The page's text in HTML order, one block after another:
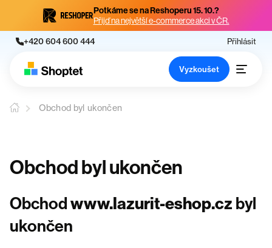
Potkáme se na Reshoperu 15. 10.?
Přijď na největší e-commerce akci v ČR.
+420 604 600 444 Přihlásit
Vyzkoušet
Obchod byl ukončen
Obchod byl ukončen
Obchodwww.lazurit-eshop.cz byl
ukončen